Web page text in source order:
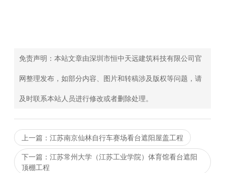
免责声明：本站文章由深圳市恒中天远建筑科技有限公司官
网整理发布，如部分内容、图片和转稿涉及版权等问题，请
及时联系本站人员进行修改或者删除处理。
上一篇：江苏南京仙林自行车赛场看台遮阳屋盖工程
下一篇：江苏常州大学（江苏工业学院）体育馆看台遮阳
顶棚工程